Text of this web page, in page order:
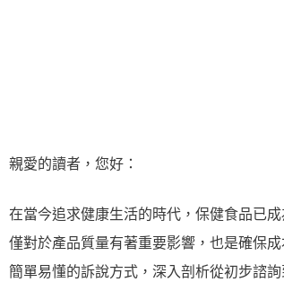
親愛的讀者，您好：
在當今追求健康生活的時代，保健食品已
僅對於產品質量有著重要影響，也是確保
簡單易懂的訴說方式，深入剖析從初步諮